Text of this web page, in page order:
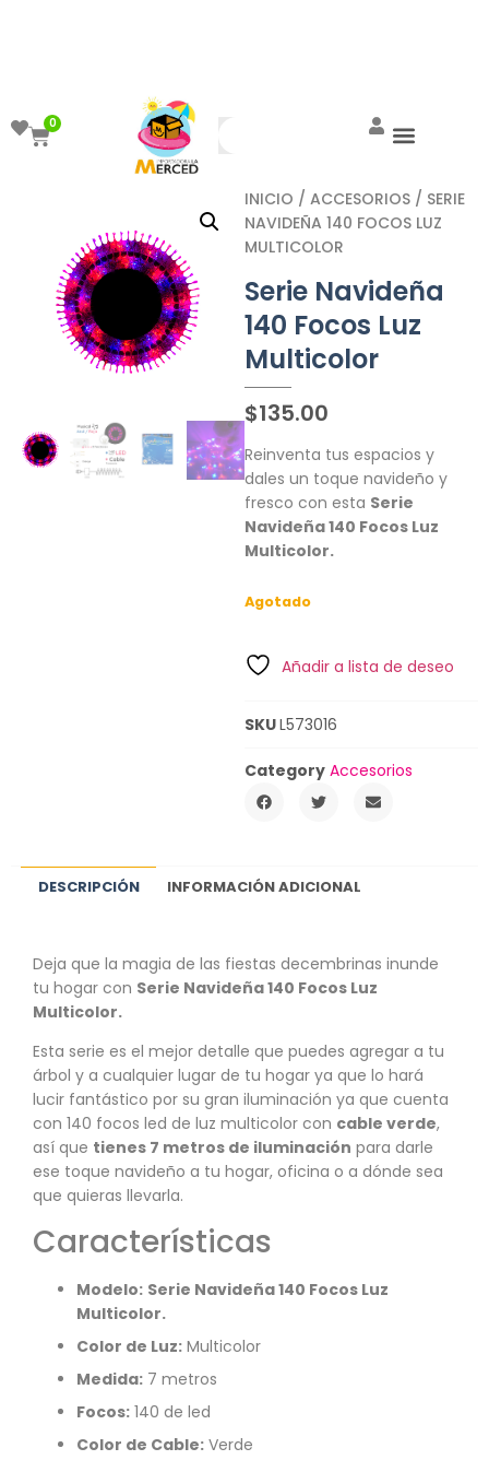
0
INICIO / ACCESORIOS / SERIE
NAVIDEÑA 140 FOCOS LUZ
MULTICOLOR
Serie Navideña
140 Focos Luz
Multicolor
$135.00
Reinventa tus espacios y
dales un toque navideño y
fresco con esta Serie
Navideña 140 Focos Luz
Multicolor.
Agotado
Añadir a lista de deseo
SKUL573016
Category Accesorios
DESCRIPCIÓN INFORMACIÓN ADICIONAL
Deja que la magia de las fiestas decembrinas inunde
tu hogar con Serie Navideña 140 Focos Luz
Multicolor.
Esta serie es el mejor detalle que puedes agregar a tu
árbol y a cualquier lugar de tu hogar ya que lo hará
lucir fantástico por su gran iluminación ya que cuenta
con 140 focos led de luz multicolor con cable verde,
así que tienes 7 metros de iluminación para darle
ese toque navideño a tu hogar, oficina o a dónde sea
que quieras llevarla.
Características
Modelo: Serie Navideña 140 Focos Luz
Multicolor.
Color de Luz: Multicolor
Medida: 7 metros
Focos: 140 de led
Color de Cable: Verde